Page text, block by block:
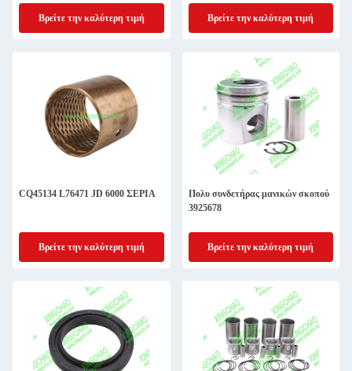
Βρείτε την καλύτερη τιμή Βρείτε την καλύτερη τιμή
CQ45134 L76471 JD 6000 ΣΕΡΙΑ
Βρείτε την καλύτερη τιμή
Πολυ συνδετήρας μανικών σκοπού
3925678
Βρείτε την καλύτερη τιμή